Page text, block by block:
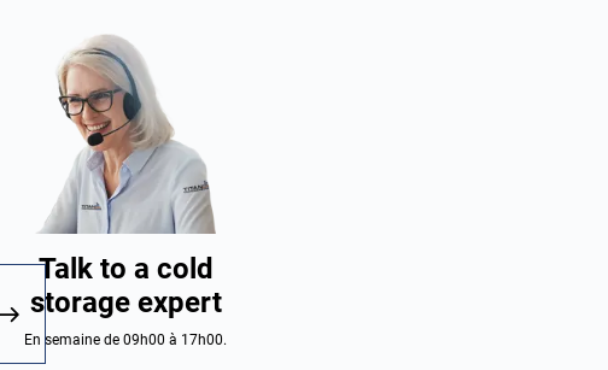
Talk to a cold
storage expert
En semaine de 09h00 à 17h00.